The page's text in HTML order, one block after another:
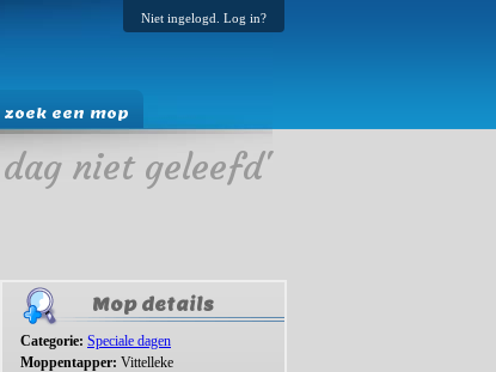
Niet ingelogd. Log in?
zoek een mop
niet geleefd'
Mop details
Categorie: Speciale dagen
Moppentapper: Vittelleke